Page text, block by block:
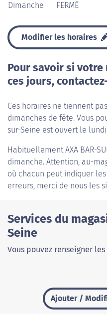
Dimanche
FERMÉ
Modifier les horaires
Pour savoir si
ces jours,
Ces horaires ne tiennent
dimanches de fête. Vous
sur-Seine est ouvert le
HabituellementAXA BAR-
dimanche. Attention, au-
où chacun peut indiquer
erreurs, merci de nous les
Services du
Seine
Vous pouvez renseigner
Ajouter /